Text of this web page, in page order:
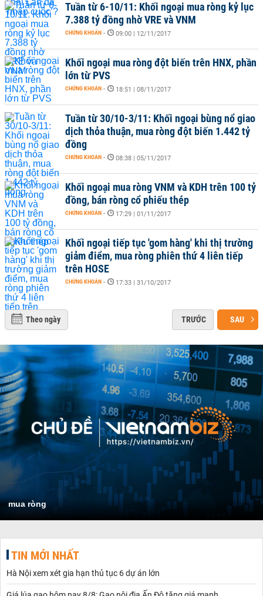
Tuần từ 6-10/11: Khối ngoại mua ròng kỷ lục
7.388 tỷ đồng nhờ VRE và VNM
CHỨNG KHOÁN - 09:00 | 12/11/2017
Khối ngoại mua ròng đột biến trên HNX, phần
lớn từ PVS
CHỨNG KHOÁN - 18:51 | 08/11/2017
Tuần từ 30/10-3/11: Khối ngoại bùng nổ giao
dịch thỏa thuận, mua ròng đột biến 1.442 tỷ
đồng
CHỨNG KHOÁN - 08:38 | 05/11/2017
Khối ngoại mua ròng VNM và KDH trên 100 tỷ
đồng, bán ròng cổ phiếu thép
CHỨNG KHOÁN - 17:29 | 01/11/2017
Khối ngoại tiếp tục 'gom hàng' khi thị trường
giảm điểm, mua ròng phiên thứ 4 liên tiếp
trên HOSE
CHỨNG KHOÁN - 17:33 | 31/10/2017
Theo ngày TRƯỚC SAU
mua ròng
TIN MỚI NHẤT
Hà Nội xem xét gia hạn thủ tục 6 dự án lớn